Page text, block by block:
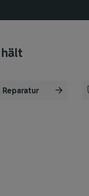
Reparatur